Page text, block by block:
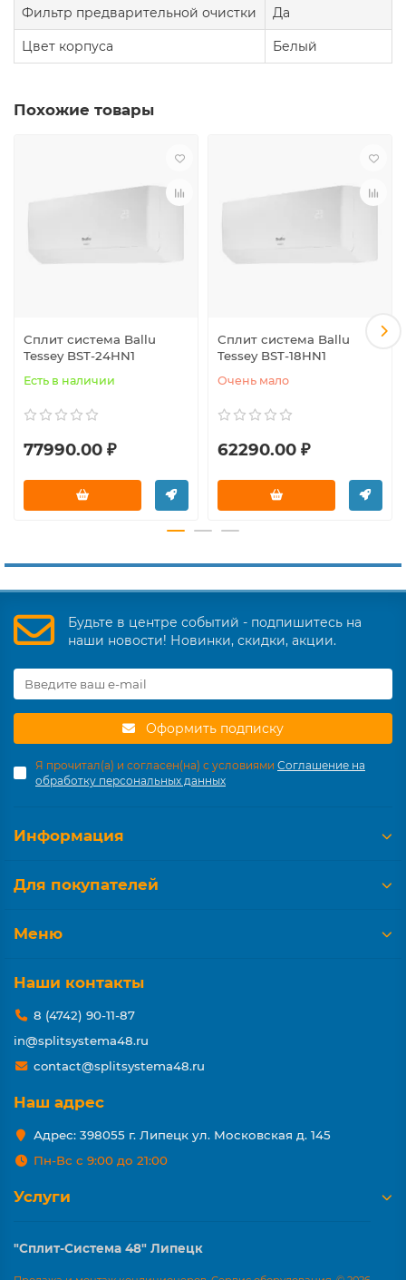
Фильтр предварительной очистки Да
Цвет корпуса Белый
Похожие товары
Сплит система Ballu
Tessey BST-24HN1
Есть в наличии
77990.00 ₽
Сплит система Ballu
Tessey BST-18HN1
Очень мало
62290.00 ₽
Будьте в центре событий - подпишитесь на
наши новости! Новинки, скидки, акции.
Оформить подписку
Я прочитал(а) и согласен(на) с условиями Соглашение на
обработку персональных данных
Информация
Для покупателей
Меню
Наши контакты
8 (4742) 90-11-87
in@splitsystema48.ru
contact@splitsystema48.ru
Наш адрес
Адрес: 398055 г. Липецк ул. Московская д. 145
Пн-Вс с 9:00 до 21:00
Услуги
"Сплит-Система 48" Липецк